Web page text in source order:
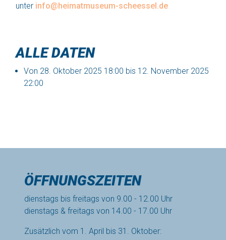
unter info@heimatmuseum-scheessel.de
ALLE DATEN
Von 28. Oktober 2025 18:00 bis 12. November 2025
22:00
ÖFFNUNGSZEITEN
dienstags bis freitags von 9.00 - 12.00 Uhr
dienstags & freitags von 14.00 - 17.00 Uhr
Zusätzlich vom 1. April bis 31. Oktober: